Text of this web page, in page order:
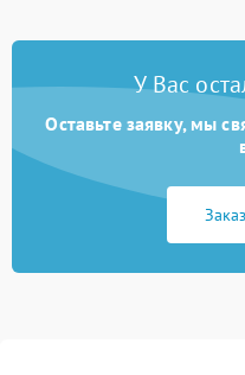
У Вас
Оставьте заявку, мы